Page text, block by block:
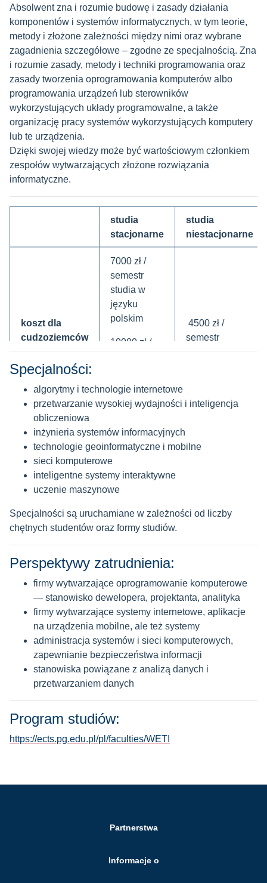
Absolwent zna i rozumie budowę i zasady działania
komponentów i systemów informatycznych, w tym teorie,
metody i złożone zależności między nimi oraz wybrane
zagadnienia szczegółowe – zgodne ze specjalnością. Zna
i rozumie zasady, metody i techniki programowania oraz
zasady tworzenia oprogramowania komputerów albo
programowania urządzeń lub sterowników
wykorzystujących układy programowalne, a także
organizację pracy systemów wykorzystujących komputery
lub te urządzenia.
Dzięki swojej wiedzy może być wartościowym członkiem
zespołów wytwarzających złożone rozwiązania
informatyczne.
studia
stacjonarne
studia
niestacjonarne
koszt dla
cudzoziemców
7000 zł /
semestr
studia w
języku
polskim
10000 zł /
języku
angielskim
4500 zł /
semestr
wykładowy
polski i
termin
rekrutacji
dla
cudzoziemców
nabór
na semestr
letni (PL i
ANG)
brane pod uwagę przy rekrutacji:
kryterium pokrewieństwa
średnia ważona ocen ze studiów
ocena na dyplomie
Specjalności:
algorytmy i technologie internetowe
przetwarzanie wysokiej wydajności i inteligencja
obliczeniowa
inżynieria systemów informacyjnych
technologie geoinformatyczne i mobilne
sieci komputerowe
inteligentne systemy interaktywne
uczenie maszynowe
Specjalności są uruchamiane w zależności od liczby
chętnych studentów oraz formy studiów.
Perspektywy zatrudnienia:
firmy wytwarzające oprogramowanie komputerowe
— stanowisko dewelopera, projektanta, analityka
firmy wytwarzające systemy internetowe, aplikacje
na urządzenia mobilne, ale też systemy
administracja systemów i sieci komputerowych,
zapewnianie bezpieczeństwa informacji
stanowiska powiązane z analizą danych i
przetwarzaniem danych
Program studiów:
https://ects.pg.edu.pl/pl/faculties/WETI
Partnerstwa
Informacje o